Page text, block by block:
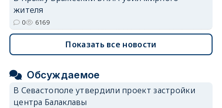
жителя
0 6169
Показать все новости
Обсуждаемое
В Севастополе утвердили проект застройки
центра Балаклавы